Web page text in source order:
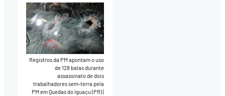
Registros da PM apontam o uso
de 128 balas durante
assassinato de dois
trabalhadores sem-terra pela
PM em Quedas do Iguaçu (PR)